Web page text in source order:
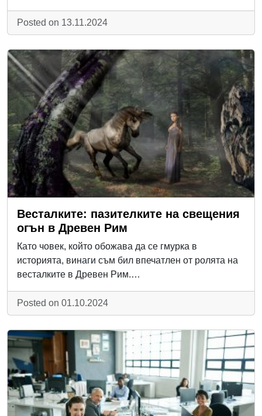
Posted on 13.11.2024
Весталките: пазителките на свещения
огън в Древен Рим
Като човек, който обожава да се гмурка в
историята, винаги съм бил впечатлен от ролята на
весталките в Древен Рим.…
Posted on 01.10.2024